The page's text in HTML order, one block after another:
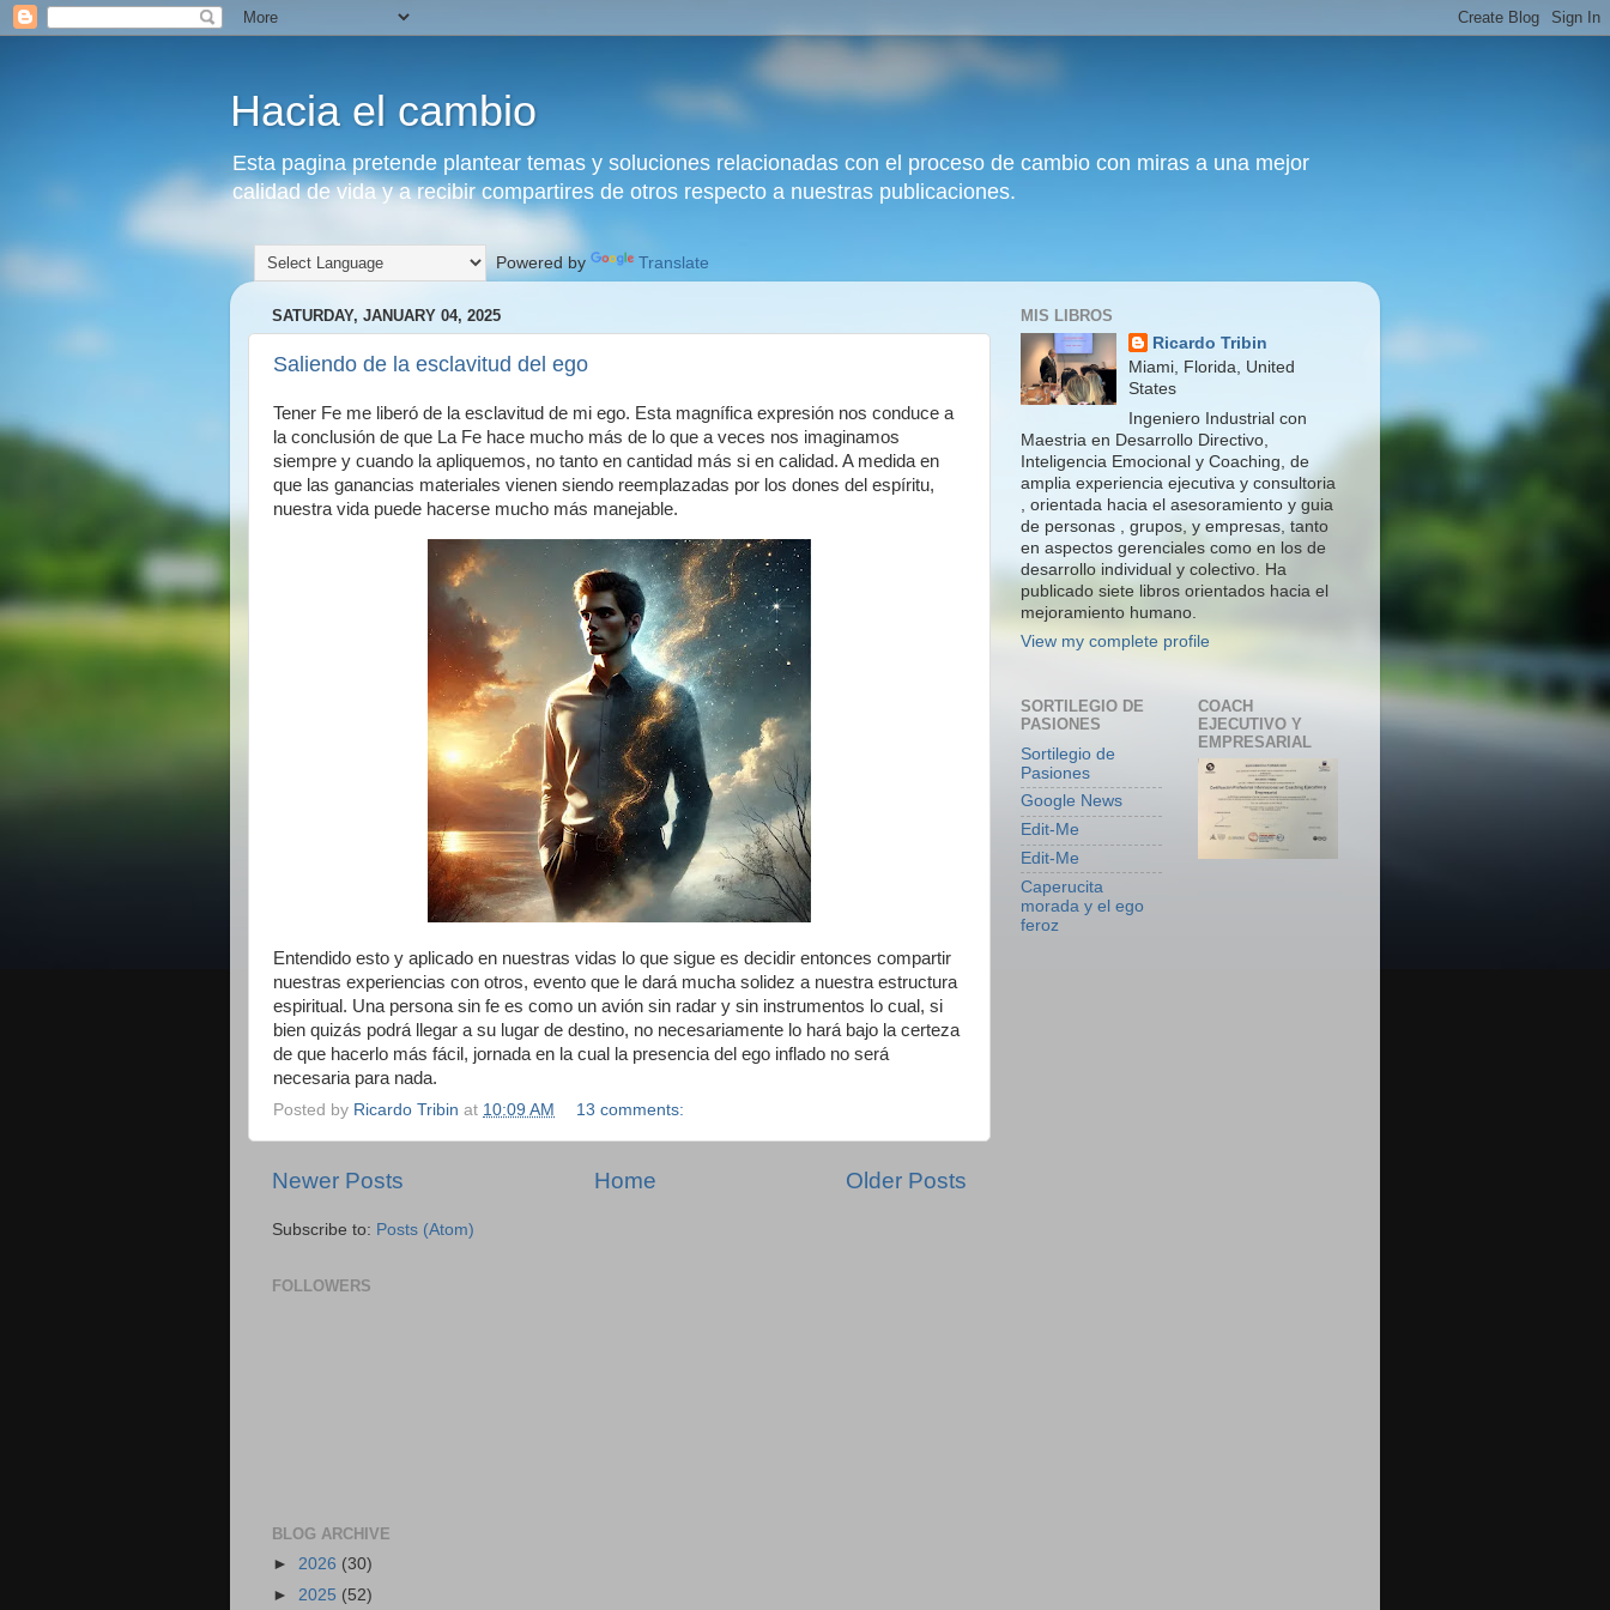
Hacia el cambio
Esta pagina pretende plantear temas y soluciones relacionadas con el proceso de cambio con miras a una mejor
calidad de vida y a recibir compartires de otros respecto a nuestras publicaciones.
Powered by Translate
SATURDAY, JANUARY 04, 2025
Saliendo de la esclavitud del ego
Tener Fe me liberó de la esclavitud de mi ego. Esta magnífica expresión nos conduce a
la conclusión de que La Fe hace mucho más de lo que a veces nos imaginamos
siempre y cuando la apliquemos, no tanto en cantidad más si en calidad. A medida en
que las ganancias materiales vienen siendo reemplazadas por los dones del espíritu,
nuestra vida puede hacerse mucho más manejable.
Entendido esto y aplicado en nuestras vidas lo que sigue es decidir entonces compartir
nuestras experiencias con otros, evento que le dará mucha solidez a nuestra estructura
espiritual. Una persona sin fe es como un avión sin radar y sin instrumentos lo cual, si
bien quizás podrá llegar a su lugar de destino, no necesariamente lo hará bajo la certeza
de que hacerlo más fácil, jornada en la cual la presencia del ego inflado no será
necesaria para nada.
Posted by Ricardo Tribin at 10:09 AM 13 comments:
Newer Posts Older Posts
Home
Subscribe to: Posts (Atom)
FOLLOWERS
BLOG ARCHIVE
► 2026 (30)
► 2025 (52)
MIS LIBROS
Ricardo Tribin
Miami, Florida, United
States
Ingeniero Industrial con
Maestria en Desarrollo Directivo,
Inteligencia Emocional y Coaching, de
amplia experiencia ejecutiva y consultoria
, orientada hacia el asesoramiento y guia
de personas , grupos, y empresas, tanto
en aspectos gerenciales como en los de
desarrollo individual y colectivo. Ha
publicado siete libros orientados hacia el
mejoramiento humano.
View my complete profile
SORTILEGIO DE
PASIONES
Sortilegio de
Pasiones
Google News
Edit-Me
Edit-Me
Caperucita
morada y el ego
feroz
COACH
EJECUTIVO Y
EMPRESARIAL